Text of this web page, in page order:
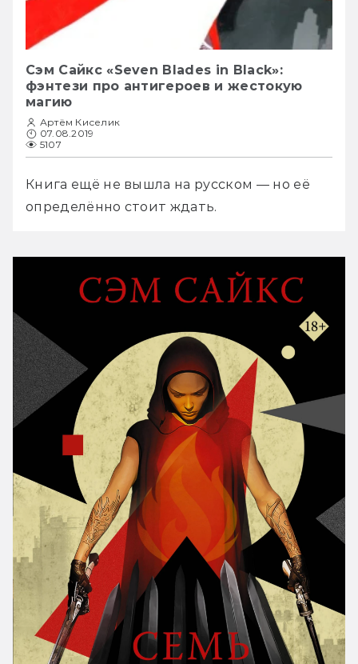
Сэм Сайкс «Seven Blades in Black»:
фэнтези про антигероев и жестокую
магию
Артём Киселик
07.08.2019
5107
Книга ещё не вышла на русском — но её
определённо стоит ждать.